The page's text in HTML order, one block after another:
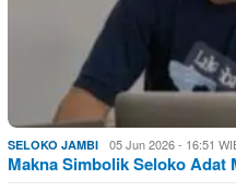
SELOKO JAMBI 05 Jun 2026 - 16:51
Makna Simbolik Seloko Adat